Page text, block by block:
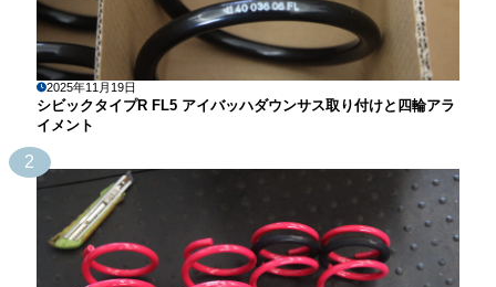
2025年11月19日
シビックタイプR FL5 アイバッハダウンサス取り付けと四輪アラ
イメント
2